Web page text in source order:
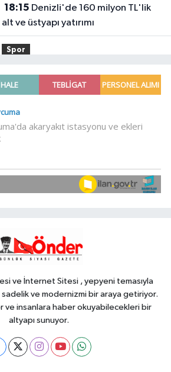
18:15
alt ve üstyapı yatırımı
Spor
İstanbul'da
17:45Ayvalık'ta üretici ve el emeği
17:17
Harmancık'ta da yolları yeniliyor
ve İnternet Sitesi , yepyeni temasıyla
ve modernizmi bir araya getiriyor.
ve insanlara haber okuyabilecekleri bir
altyapı sunuyor.